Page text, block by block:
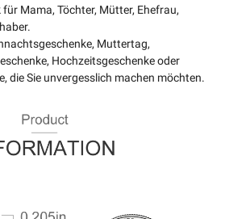
Mama, Töchter, Mütter, Ehefrau,
Muttertag,
Hochzeitsgeschenke oder
die Sie unvergesslich machen möchten.